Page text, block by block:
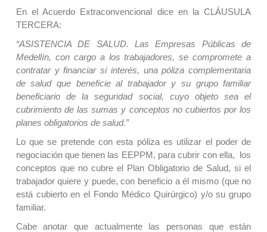
En el Acuerdo Extraconvencional dice en la CLÁUSULA
TERCERA:
“ASISTENCIA DE SALUD. Las Empresas Públicas de
Medellín, con cargo a los trabajadores, se compromete a
contratar y financiar si interés, una póliza complementaria
de salud que beneficie al trabajador y su grupo familiar
beneficiario de la seguridad social, cuyo objeto sea el
cubrimiento de las sumas y conceptos no cubiertos por los
planes obligatorios de salud.”
Lo que se pretende con esta póliza es utilizar el poder de
negociación que tienen las EEPPM, para cubrir con ella, los
conceptos que no cubre el Plan Obligatorio de Salud, si el
trabajador quiere y puede, con beneficio a él mismo (que no
está cubierto en el Fondo Médico Quirúrgico) y/o su grupo
familiar.
Cabe anotar que actualmente las personas que están